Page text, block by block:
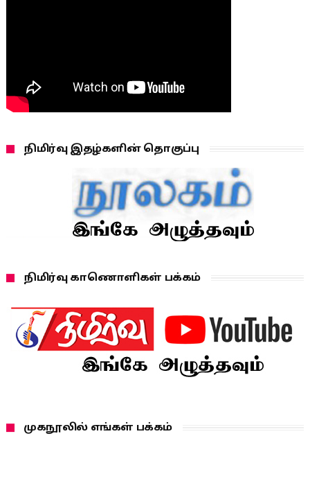
நிமிர்வு இதழ்களின் தொகுப்பு
நிமிர்வு காணொளிகள் பக்கம்
முகநூலில் எங்கள் பக்கம்